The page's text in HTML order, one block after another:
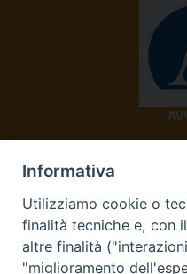
Informativa
Utilizziamo cookie o
finalità tecniche e, con
altre finalità
"miglioramento